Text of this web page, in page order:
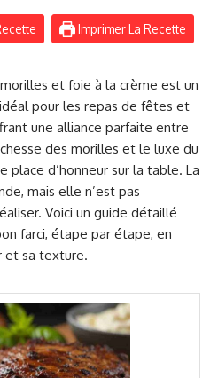
Imprimer La Recette
et foie à la crème est un
pour les repas de fêtes et
une alliance parfaite entre
des morilles et le luxe du
place d’honneur sur la table. La
mais elle n’est pas
Voici un guide détaillé
farci, étape par étape, en
et sa texture.